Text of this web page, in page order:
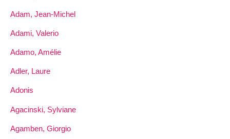
Adam, Jean-Michel
Adami, Valerio
Adamo, Amélie
Adler, Laure
Adonis
Agacinski, Sylviane
Agamben, Giorgio